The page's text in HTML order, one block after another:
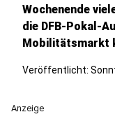
Wochenende
die DFB-Pokal-
Mobilitätsmarkt
Veröffentlicht:
Anzeige